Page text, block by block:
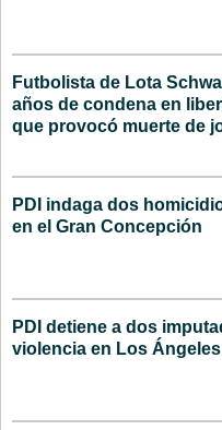
Futbolista de Lota
años de condena en
que provocó muerte de
PDI indaga dos
en el Gran Concepción
PDI detiene a dos
violencia en Los Ángeles